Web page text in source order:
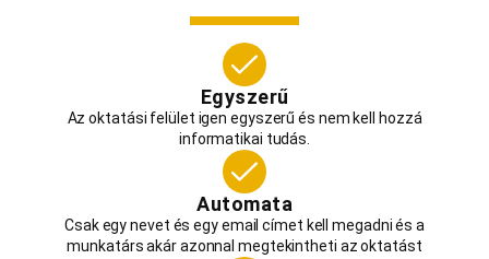
Egyszerű
Az oktatási felület igen egyszerű és nem kell hozzá
informatikai tudás.
Automata
Csak egy nevet és egy email címet kell megadni és a
munkatárs akár azonnal megtekintheti az oktatást